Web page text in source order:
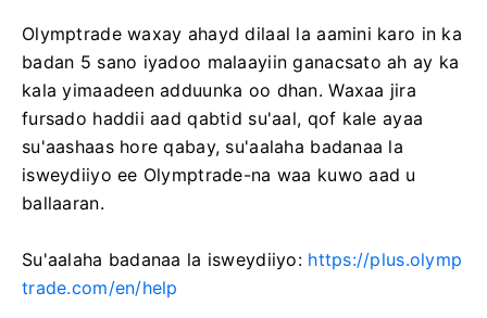
Olymptrade waxay ahayd dilaal la aamini karo in ka
badan 5 sano iyadoo malaayiin ganacsato ah ay ka
kala yimaadeen adduunka oo dhan. Waxaa jira
fursado haddii aad qabtid su'aal, qof kale ayaa
su'aashaas hore qabay, su'aalaha badanaa la
isweydiiyo ee Olymptrade-na waa kuwo aad u
ballaaran.
Su'aalaha badanaa la isweydiiyo: https://plus.olymp
trade.com/en/help